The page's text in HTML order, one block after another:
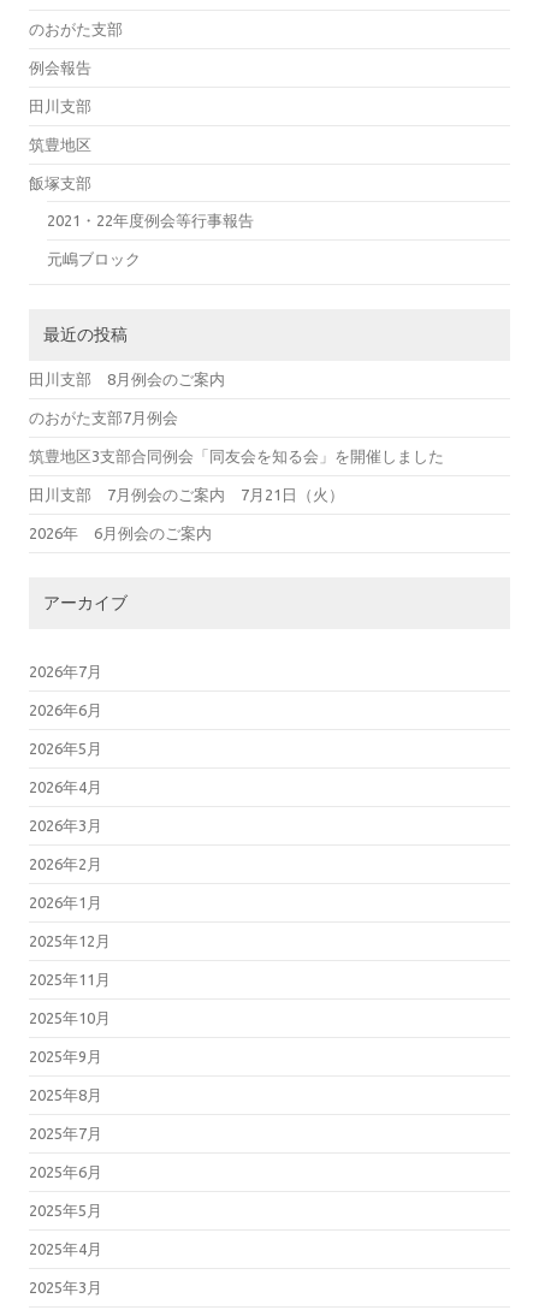
のおがた支部
例会報告
田川支部
筑豊地区
飯塚支部
2021・22年度例会等行事報告
元嶋ブロック
最近の投稿
田川支部 8月例会のご案内
のおがた支部7月例会
筑豊地区3支部合同例会「同友会を知る会」を開催しました
田川支部 7月例会のご案内 7月21日（火）
2026年 6月例会のご案内
アーカイブ
2026年7月
2026年6月
2026年5月
2026年4月
2026年3月
2026年2月
2026年1月
2025年12月
2025年11月
2025年10月
2025年9月
2025年8月
2025年7月
2025年6月
2025年5月
2025年4月
2025年3月